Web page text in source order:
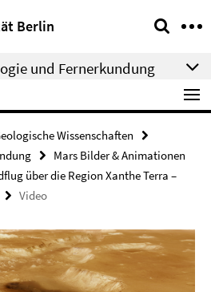
Berlin
und Fernerkundung
Wissenschaften
Mars Bilder & Animationen
über die Region Xanthe Terra –
Video